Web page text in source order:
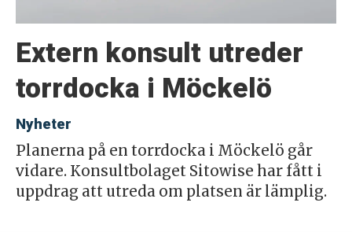
Extern konsult utreder
torrdocka i Möckelö
Nyheter
Planerna på en torrdocka i Möckelö går
vidare. Konsultbolaget Sitowise har fått i
uppdrag att utreda om platsen är lämplig.